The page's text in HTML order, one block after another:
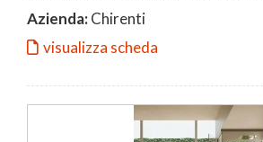
Azienda:Chirenti
visualizza scheda